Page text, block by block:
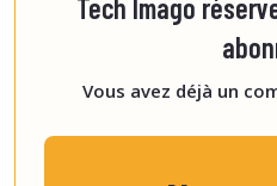
Tech Imago
Vous avez déjà un